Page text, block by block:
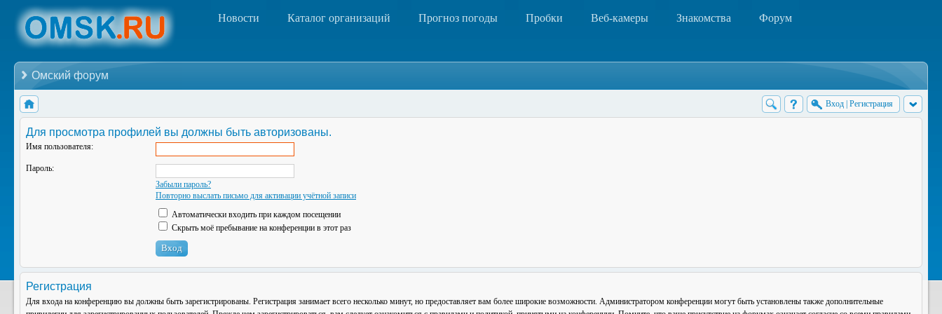
Новости Каталог организаций Прогноз погоды Пробки Веб-камеры Знакомства Форум
Омский форум
Вход Регистрация
Для просмотра профилей вы должны быть авторизованы.
Имя пользователя:
Пароль:
Забыли пароль?
Повторно выслать письмо для активации учётной записи
Автоматически входить при каждом посещении
Скрыть моё пребывание на конференции в этот раз
Регистрация
Для входа на конференцию вы должны быть зарегистрированы. Регистрация занимает всего несколько минут, но предоставляет вам более широкие возможности. Администратором конференции могут быть установлены также дополнительные